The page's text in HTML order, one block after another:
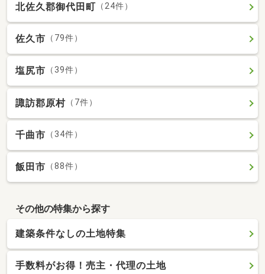
北佐久郡御代田町 （24件）
佐久市 （79件）
塩尻市 （39件）
諏訪郡原村 （7件）
千曲市 （34件）
飯田市 （88件）
その他の特集から探す
建築条件なしの土地特集
手数料がお得！売主・代理の土地